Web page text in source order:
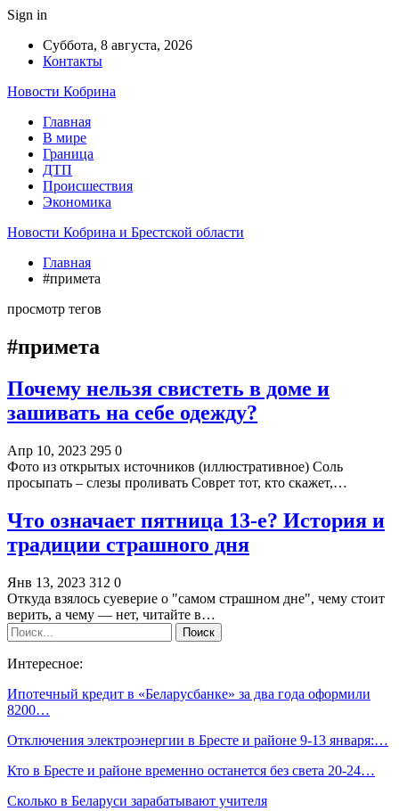
Sign in
Суббота, 8 августа, 2026
Контакты
Новости Кобрина
Главная
В мире
Граница
ДТП
Происшествия
Экономика
Новости Кобрина и Брестской области
Главная
#примета
просмотр тегов
#примета
Почему нельзя свистеть в доме и
зашивать на себе одежду?
Апр 10, 2023 295 0
Фото из открытых источников (иллюстративное) Соль
просыпать – слезы проливать Соврет тот, кто скажет,…
Что означает пятница 13-е? История и
традиции страшного дня
Янв 13, 2023 312 0
Откуда взялось суеверие о "самом страшном дне", чему стоит
верить, а чему — нет, читайте в…
Интересное:
Ипотечный кредит в «Беларусбанке» за два года оформили
8200…
Отключения электроэнергии в Бресте и районе 9-13 января:…
Кто в Бресте и районе временно останется без света 20-24…
Сколько в Беларуси зарабатывают учителя